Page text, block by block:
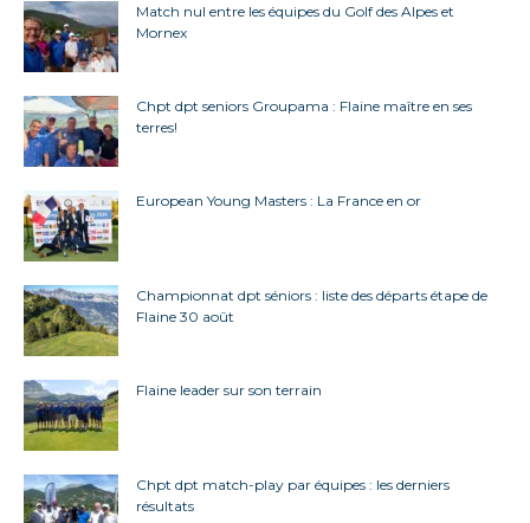
Match nul entre les équipes du Golf des Alpes et
Mornex
Chpt dpt seniors Groupama : Flaine maître en ses
terres!
European Young Masters : La France en or
Championnat dpt séniors : liste des départs étape de
Flaine 30 août
Flaine leader sur son terrain
Chpt dpt match-play par équipes : les derniers
résultats